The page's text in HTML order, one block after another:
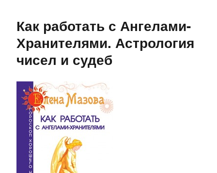
Практическая
на
каждый
день
Как работать с Ангелами-
Хранителями. Астрология
чисел и судеб